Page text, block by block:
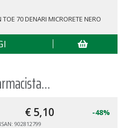
70 DENARI MICRORETE NERO
€ 5,10 -48%
902812799